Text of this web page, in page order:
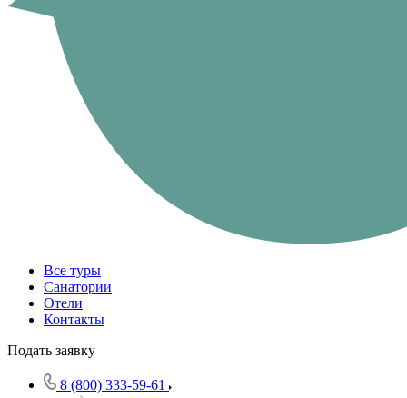
Все туры
Санатории
Отели
Контакты
Подать заявку
8 (800) 333-59-61